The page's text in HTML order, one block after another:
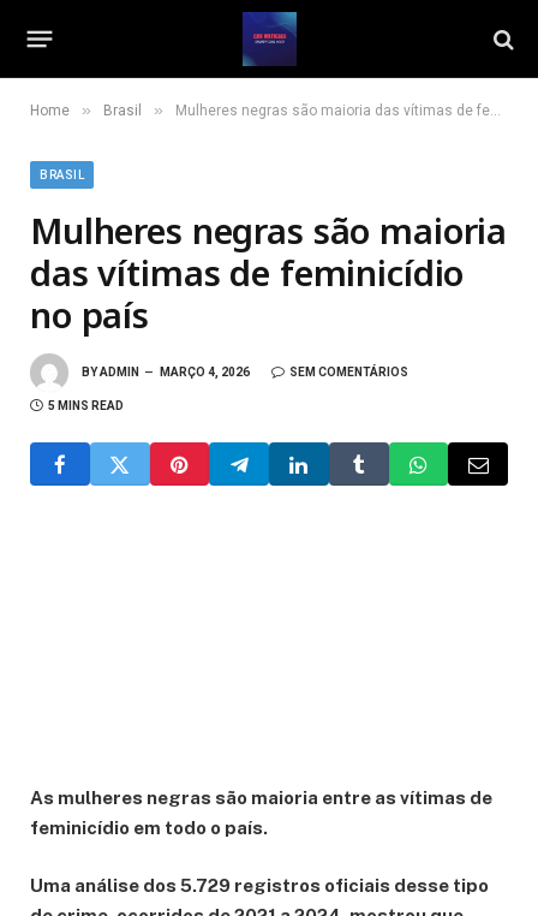
Home » Brasil » Mulheres negras são maioria das vítimas de feminicídio no país
BRASIL
Mulheres negras são maioria
das vítimas de feminicídio
no país
BYADMIN MARÇO 4, 2026 SEM COMENTÁRIOS
5 MINS READ
As mulheres negras são maioria entre as vítimas de
feminicídio em todo o país.
Uma análise dos 5.729 registros oficiais desse tipo